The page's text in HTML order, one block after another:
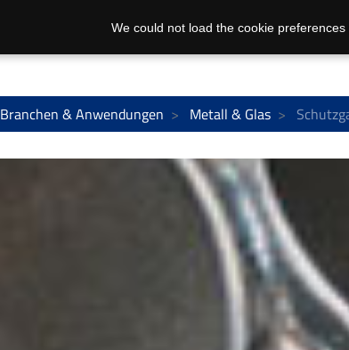
Branchen & Anwendungen Metall & Glas
We could not load the cookie